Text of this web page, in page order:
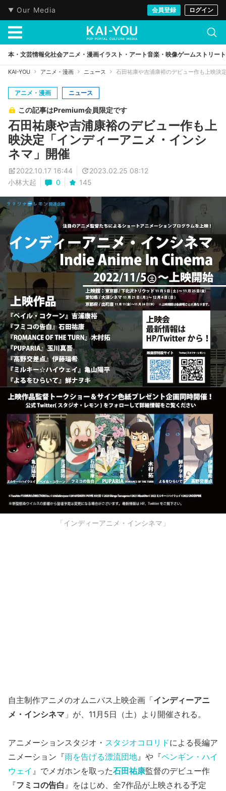
Our Media 会員登録 ログイン
本・文芸情報化社会アニメ・漫画イラスト・アート音楽・映像ゲームストリート
KAI-YOU アニメ・漫画 ニュース 石田祐康や吉浦康裕のデビュー作も上映決
アニメ・漫画 ニュース
この記事はPremium会員限定です
石田祐康や吉浦康裕のデビュー作も上
映決定「インディーアニメ・インシ
ネマ」開催
2022.10.17 16:44
2023.02.25 08:12
小林大起
0 145
「インディーアニメ・インシネマ」
自主制作アニメのオムニバス上映企画「インディーアニ
メ・インシネマ 」が、11月5日（土）より開催される。
アニメーションスタジオ・ スタジオコロリドによる長編ア
ニメーション『雨を告げる漂流団地』や『ペンギン・ハイ
ウェイ 』でメガホンを取った石田祐康監督のデビュー作
『フミコの告白 』をはじめ、全7作品が上映される予定